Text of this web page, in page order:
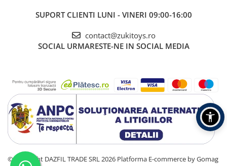
SUPORT CLIENTI LUNI - VINERI 09:00-16:00
contact@zukitoys.ro
SOCIAL URMARESTE-NE IN SOCIAL MEDIA
©Copyright DAZFIL TRADE SRL 2026 Platforma E-commerce by Gomag